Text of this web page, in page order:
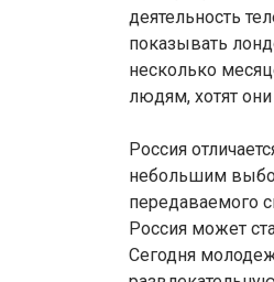
деятельность
показывать
несколько
людям, хотят они
Россия
небольшим
передаваемого
Россия может
Сегодня